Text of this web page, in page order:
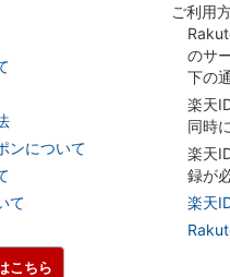
ンについて
て
ご利用
のサ
下の
楽天
同時
楽天
録が
楽天
こちら